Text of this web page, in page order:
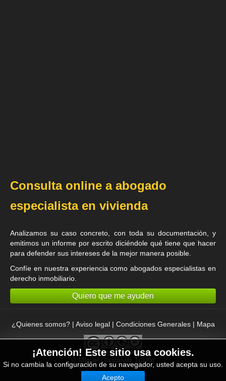
¡Atención! Este sitio usa cookies.
Si no cambia la configuración de su navegador, usted acepta su uso.
Acepto
Consulta online a abogado
especialista en vivienda
Analizamos su caso concreto, con toda su documentación, y
emitimos un informe por escrito diciéndole qué tiene que hacer
para defender sus intereses de la mejor manera posible.
Confíe en nuestra experiencia comoabogados especialistas en
derecho inmobiliario
Quiero que me ayuden
¿Quienes somos?| Aviso legal| Condiciones Generales| Mapa